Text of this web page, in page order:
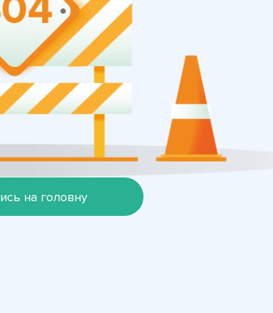
на головну